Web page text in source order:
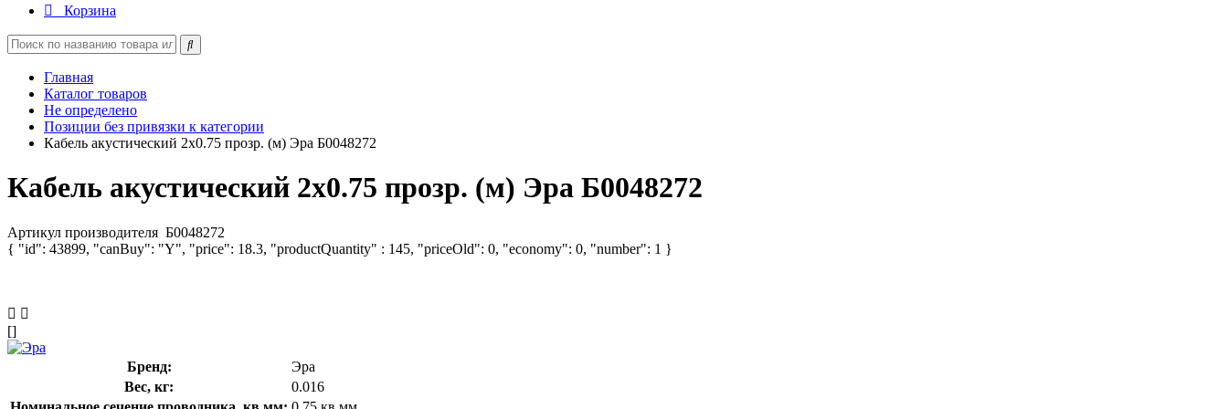
Корзина
Главная
Каталог товаров
Не определено
Позиции без привязки к категории
Кабель акустический 2х0.75 прозр. (м) Эра Б0048272
Кабель акустический 2х0.75 прозр. (м) Эра Б0048272
Артикул производителя Б0048272
{ "id": 43899, "canBuy": "Y", "price": 18.3, "productQuantity" : 145, "priceOld": 0, "economy": 0, "number": 1 }
[]
Бренд:
Эра
Вес, кг:
0.016